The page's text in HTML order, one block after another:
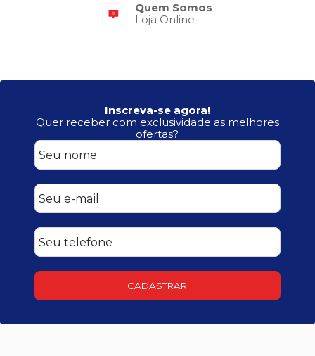
Quem Somos
Loja Online
Inscreva-se agora!
Quer receber com exclusividade as melhores
ofertas?
CADASTRAR